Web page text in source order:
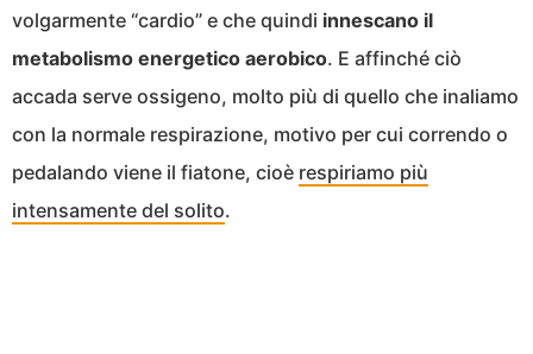
volgarmente “cardio” e che quindi innescano il
metabolismo energetico aerobico. E affinché ciò
accada serve ossigeno, molto più di quello che inaliamo
con la normale respirazione, motivo per cui correndo o
pedalando viene il fiatone, cioè respiriamo più
intensamente del solito.